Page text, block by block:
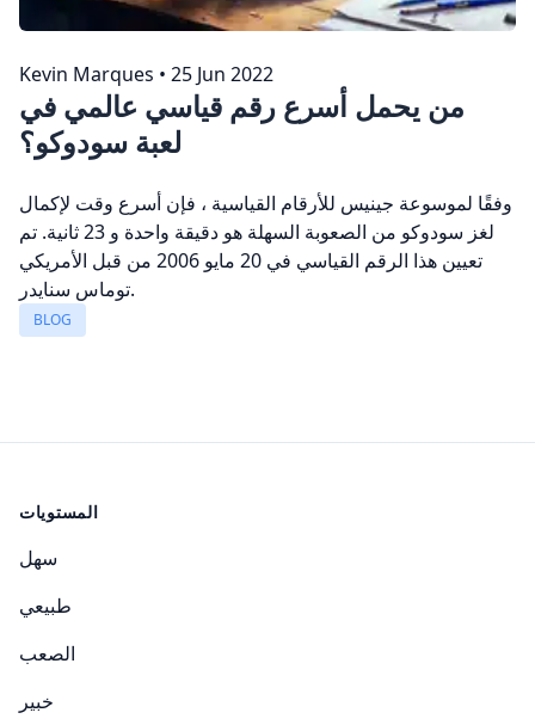
Kevin Marques • 25 Jun 2022
من يحمل أسرع رقم قياسي عالمي في
لعبة سودوكو؟
وفقًا لموسوعة جينيس للأرقام القياسية ، فإن أسرع وقت لإكمال
لغز سودوكو من الصعوبة السهلة هو دقيقة واحدة و 23 ثانية. تم
تعيين هذا الرقم القياسي في 20 مايو 2006 من قبل الأمريكي
توماس سنايدر.
BLOG
المستويات
سهل
طبيعي
الصعب
خبير